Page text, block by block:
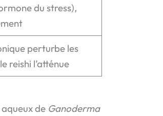
du stress),
perturbe les
reishi l’atténue
de Ganoderma